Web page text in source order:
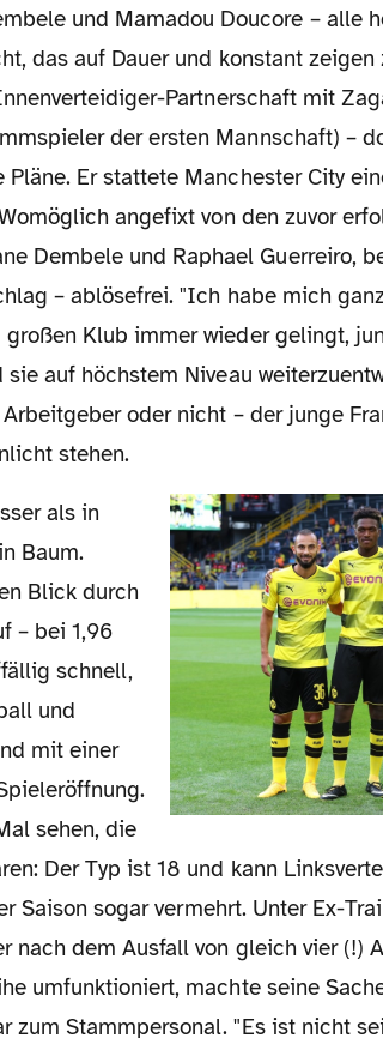
und Mamadou Doucore – alle
das auf Dauer und konstant zeigen
Partnerschaft mit
der ersten Mannschaft) –
Er stattete Manchester City
angefixt von den zuvor
Dembele und Raphael Guerreiro,
– ablösefrei. "Ich habe mich
Klub immer wieder gelingt,
auf höchstem Niveau
oder nicht – der junge
stehen.
Baum.
Blick durch
– bei 1,96
schnell,
und
mit einer
sehen, die
Der Typ ist 18 und kann
Saison sogar vermehrt. Unter Ex-
nach dem Ausfall von gleich vier (!)
umfunktioniert, machte seine
zum Stammpersonal. "Es ist nicht